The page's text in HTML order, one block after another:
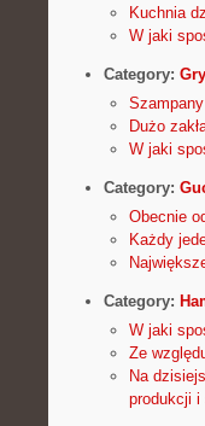
Kuchnia
W jaki
Category:
Dużo
W jaki
Category:
Obecnie
Każdy
Category:
W jaki
Ze
Na
produkcji i